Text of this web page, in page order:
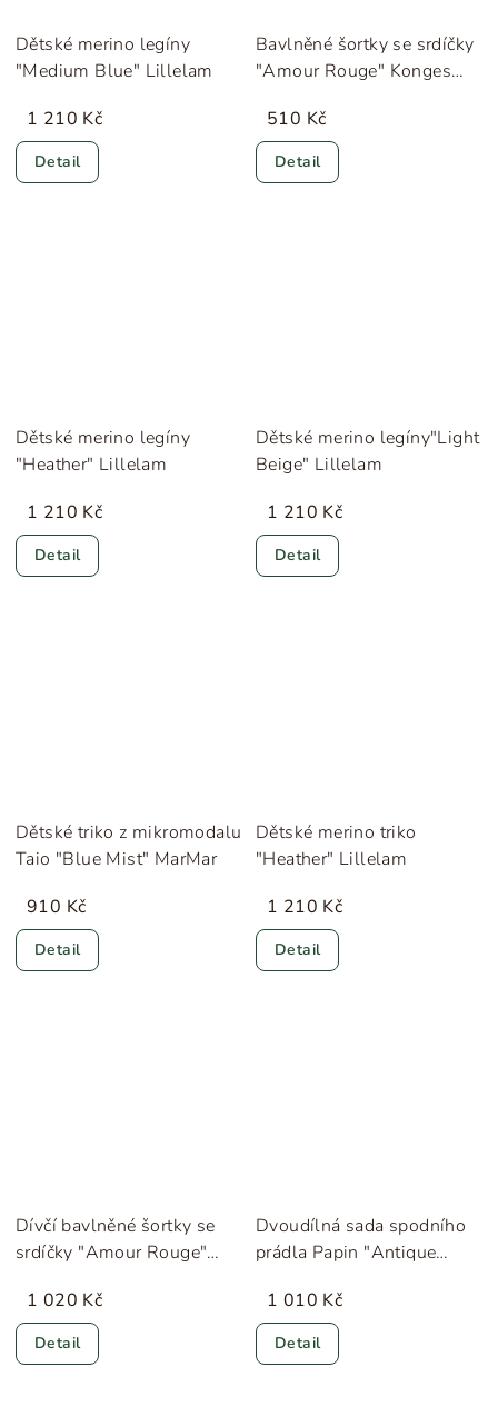
Dětské merino legíny
"Medium Blue" Lillelam
1 210 Kč
Detail
Bavlněné šortky se srdíčky
"Amour Rouge" Konges
510 Kč
Detail
Dětské merino legíny
"Heather" Lillelam
1 210 Kč
Detail
Dětské merino legíny"Light
Beige" Lillelam
1 210 Kč
Detail
Dětské triko z mikromodalu
Taio "Blue Mist" MarMar
910 Kč
Detail
Dětské merino triko
"Heather" Lillelam
1 210 Kč
Detail
Dívčí bavlněné šortky se
srdíčky "Amour Rouge"
1 020 Kč
Detail
Dvoudílná sada spodního
prádla Papin "Antique
1 010 Kč
Detail